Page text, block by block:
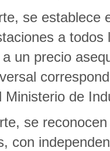
se establece
a todos
un precio
Ministerio de
se
con